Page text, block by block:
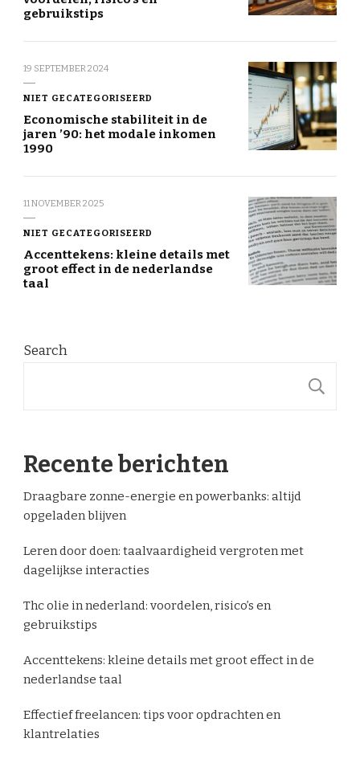
gebruikstips
19 SEPTEMBER 2024
NIET GECATEGORISEERD
Economische stabiliteit in de
jaren ’90: het modale inkomen
1990
11 NOVEMBER 2025
NIET GECATEGORISEERD
Accenttekens: kleine details met
groot effect in de nederlandse
taal
Search
Recente berichten
Draagbare zonne-energie en powerbanks: altijd
opgeladen blijven
Leren door doen: taalvaardigheid vergroten met
dagelijkse interacties
Thc olie in nederland: voordelen, risico’s en
gebruikstips
Accenttekens: kleine details met groot effect in de
nederlandse taal
Effectief freelancen: tips voor opdrachten en
klantrelaties